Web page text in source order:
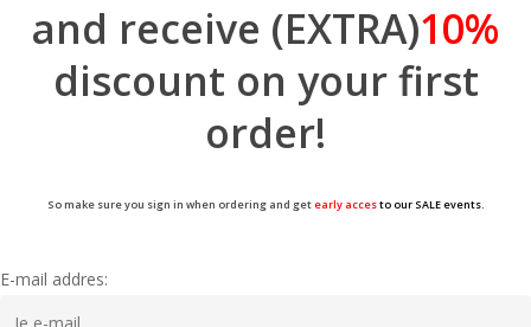
and receive (EXTRA)10%
discount on your first
order!
So make sure you sign in when ordering and getearly accesto our SALE events.
E-mail addres: